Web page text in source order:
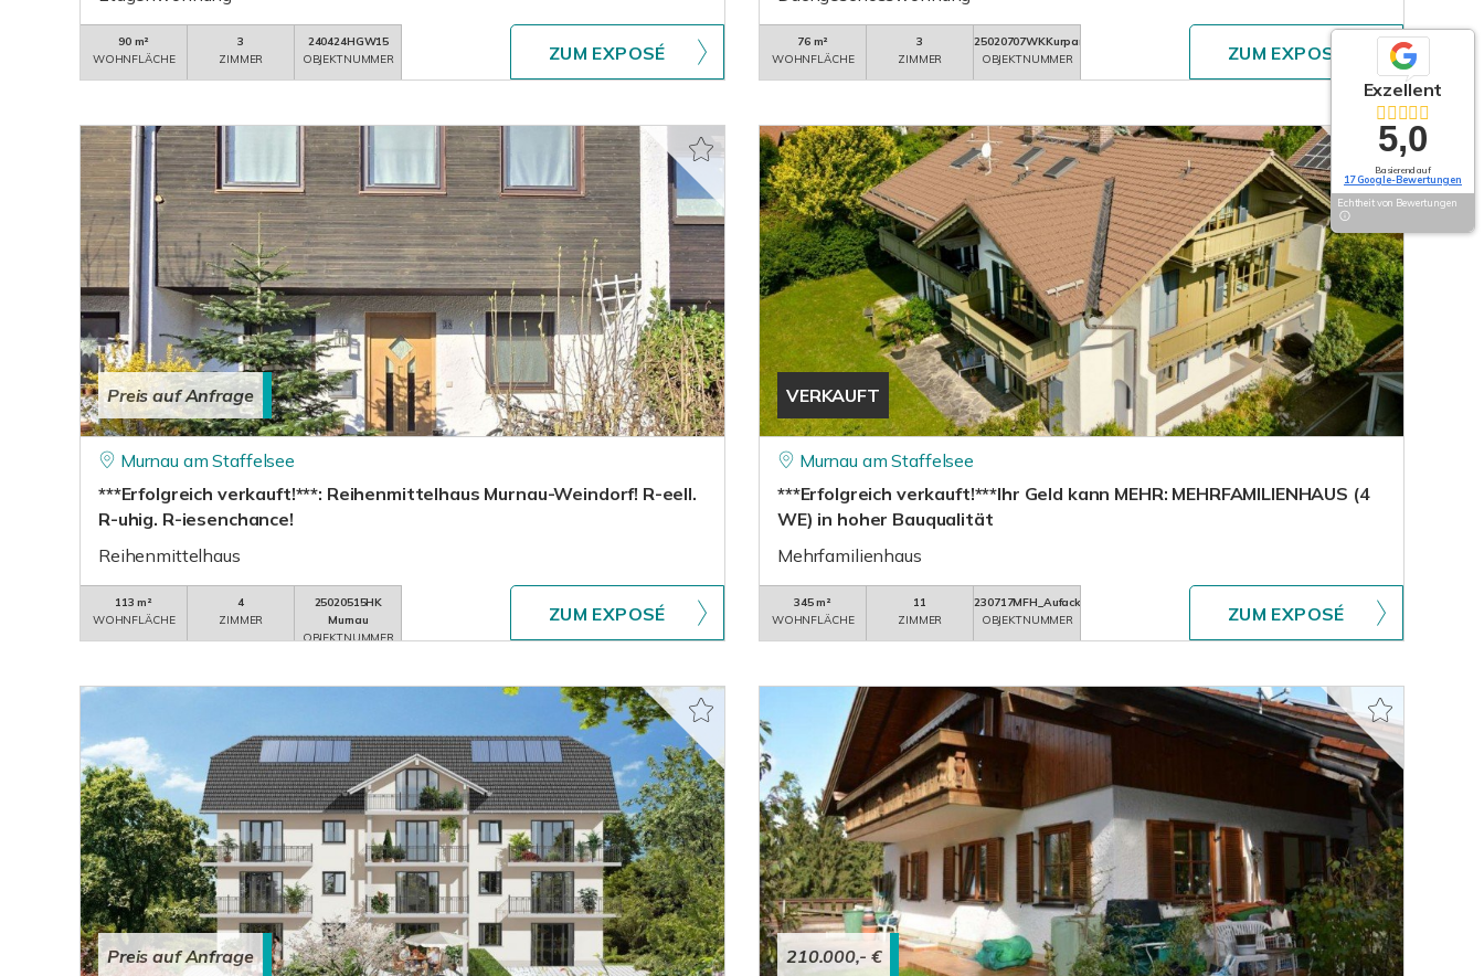
90 m²
WOHNFLÄCHE
3
ZIMMER
240424HGW15
OBJEKTNUMMER
ZUM EXPOSÉ
76 m²
WOHNFLÄCHE
3
ZIMMER
25020707WKKurpark
OBJEKTNUMMER
ZUM EXPOSÉ
Preis auf Anfrage
Murnau am Staffelsee
***Erfolgreich verkauft!***: Reihenmittelhaus Murnau-Weindorf! R-eell.
R-uhig. R-iesenchance!
Reihenmittelhaus
113 m²
WOHNFLÄCHE
4
ZIMMER
25020515HK
Murnau
OBJEKTNUMMER
ZUM EXPOSÉ
VERKAUFT
Murnau am Staffelsee
***Erfolgreich verkauft!***Ihr Geld kann MEHR: MEHRFAMILIENHAUS (4
WE) in hoher Bauqualität
Mehrfamilienhaus
345 m²
WOHNFLÄCHE
11
ZIMMER
230717MFH_Aufacker
OBJEKTNUMMER
ZUM EXPOSÉ
Preis auf Anfrage 210.000,- €
Exzellent
5,0
Basierend auf
17 Google-Bewertungen
Echtheit von Bewertungen